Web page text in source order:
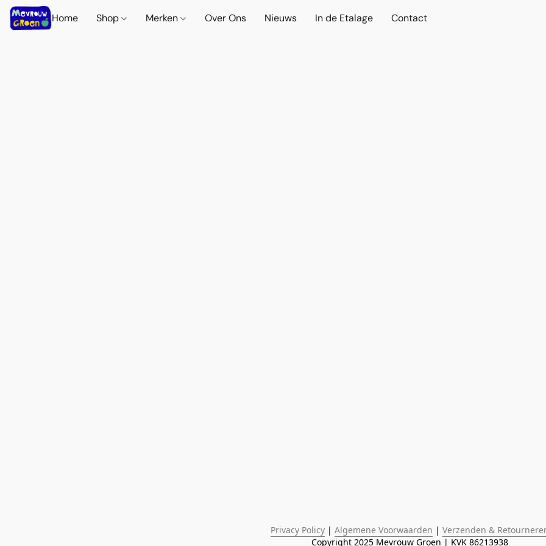
Home Shop Merken Over Ons Nieuws In de Etalage Contact
Privacy Policy | Algemene Voorwaarden | Verzenden &
Copyright 2025 Mevrouw Groen | KVK 86213938